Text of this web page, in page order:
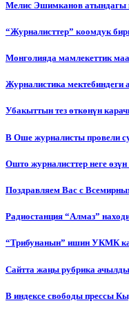
Мелис Эшимканов
“Журналисттер” коомдук
Монголияда мамлекеттик
Журналистика мектебиндеги
Убакыттын тез өткөнүн
В Оше журналисты провели
Ошто журналисттер неге өзүн
Поздравляем Вас с
Радиостанция “Алмаз”
“Трибунанын” ишин УКМК
Сайтта жаңы рубрика ачылды
В индексе свободы прессы